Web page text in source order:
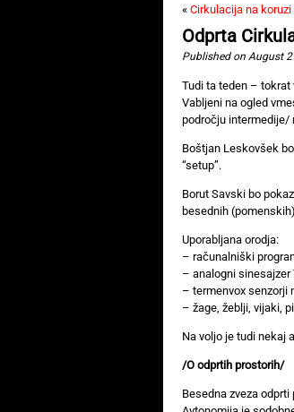
« Cirkulacija na
Odprta
Published on August
Tudi ta teden – tokrat
Vabljeni na ogled
področju intermedije/
Boštjan Leskovšek
“setup”.
Borut Savski bo
besednih
Uporabljana orodja:
– računalniški
– analogni
– termenvox senzorji
– žage, žeblji, vijaki,
Na voljo je tudi nekaj
/O odprtih prostorih/
Besedna zveza